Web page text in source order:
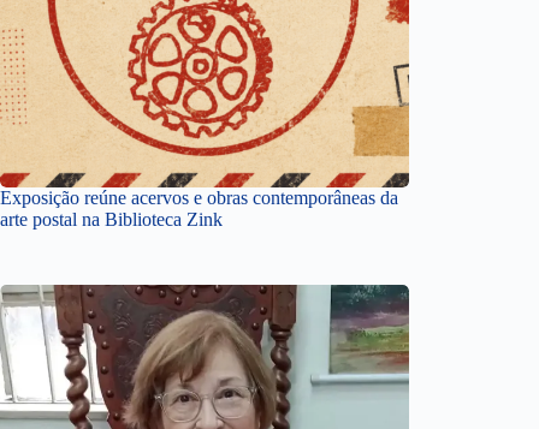
Exposição reúne acervos e obras contemporâneas da
arte postal na Biblioteca Zink